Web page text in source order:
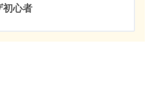
初心者